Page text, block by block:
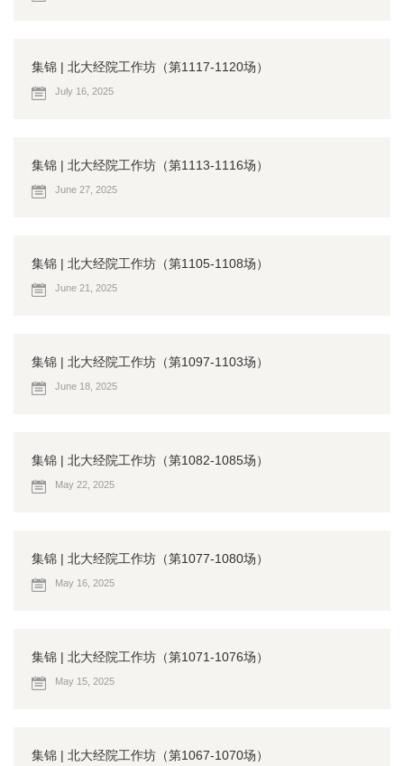
集锦 | 北大经院工作坊（第1117-1120场）
July 16, 2025
集锦 | 北大经院工作坊（第1113-1116场）
June 27, 2025
集锦 | 北大经院工作坊（第1105-1108场）
June 21, 2025
集锦 | 北大经院工作坊（第1097-1103场）
June 18, 2025
集锦 | 北大经院工作坊（第1082-1085场）
May 22, 2025
集锦 | 北大经院工作坊（第1077-1080场）
May 16, 2025
集锦 | 北大经院工作坊（第1071-1076场）
May 15, 2025
集锦 | 北大经院工作坊（第1067-1070场）